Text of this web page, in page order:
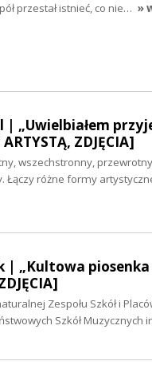
przestał istnieć, co nie… »
| „Uwielbiałem
ZDJĘCIA]
wszechstronny,
Łączy różne formy
| „Kultowa
Zespołu Szkół i
Szkół Muzycznych